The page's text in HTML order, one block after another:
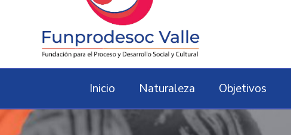
Inicio Naturaleza Objetivos